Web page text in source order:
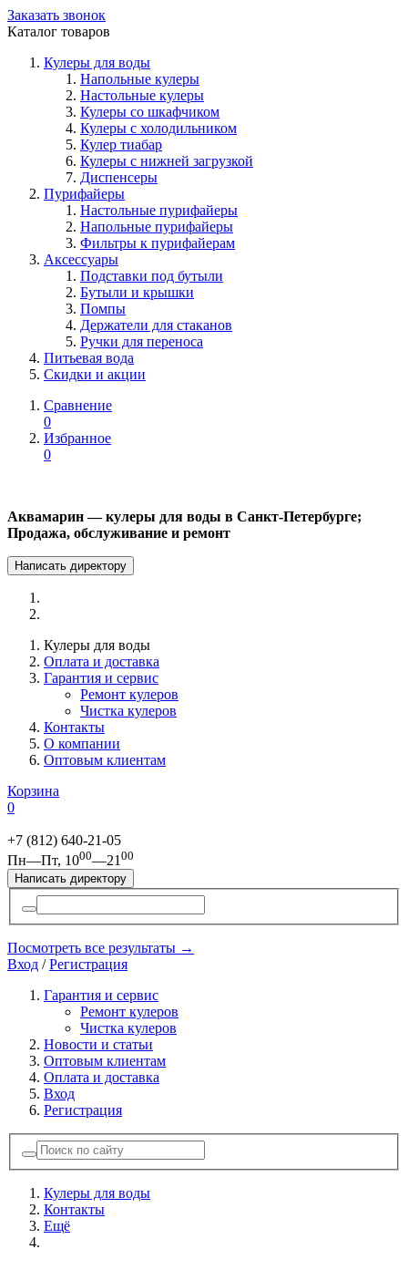
Заказать звонок
Каталог товаров
Кулеры для воды
Напольные кулеры
Настольные кулеры
Кулеры со шкафчиком
Кулеры с холодильником
Кулер тиабар
Кулеры с нижней загрузкой
Диспенсеры
Пурифайеры
Настольные пурифайеры
Напольные пурифайеры
Фильтры к пурифайерам
Аксессуары
Подставки под бутыли
Бутыли и крышки
Помпы
Держатели для стаканов
Ручки для переноса
Питьевая вода
Скидки и акции
Сравнение
0
Избранное
0
Аквамарин — кулеры для воды в Санкт-Петербурге;
Продажа, обслуживание и ремонт
Написать директору
Кулеры для воды
Оплата и доставка
Гарантия и сервис
Ремонт кулеров
Чистка кулеров
Контакты
О компании
Оптовым клиентам
Корзина
0
+7 (812) 640-21-05
Пн—Пт, 1000—21 00
Написать директору
Посмотреть все результаты →
Вход /Регистрация
Гарантия и сервис
Ремонт кулеров
Чистка кулеров
Новости и статьи
Оптовым клиентам
Оплата и доставка
Вход
Регистрация
Кулеры для воды
Контакты
Ещё